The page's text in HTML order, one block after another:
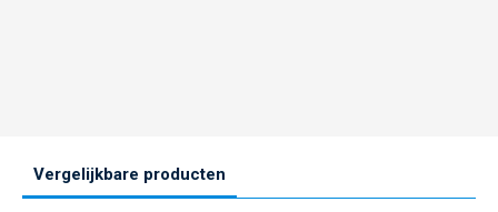
Vergelijkbare producten